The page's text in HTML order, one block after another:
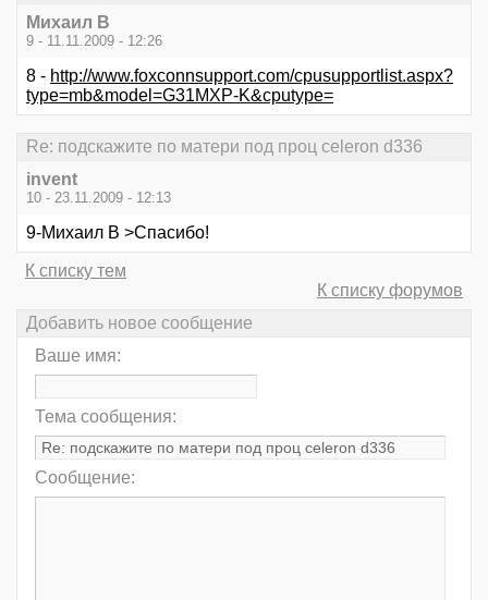
Михаил В
9 - 11.11.2009 - 12:26
8 - http://www.foxconnsupport.com/cpusupportlist.aspx?
type=mb&model=G31MXP-K&cputype=
Re: подскажите по матери под проц celeron d336
invent
10 - 23.11.2009 - 12:13
9-Михаил В >Спасибо!
К списку тем
К списку форумов
Добавить новое сообщение
Ваше имя:
Тема сообщения:
Сообщение: